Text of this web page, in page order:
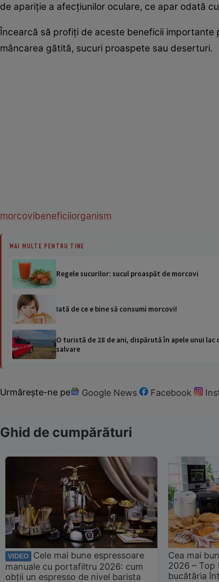
de apariţie a afecţiunilor oculare, ce apar odată
Încearcă să profiţi de aceste beneficii importante
mâncarea gătită, sucuri proaspete sau deserturi.
morcovibeneficiiorganism
MAI MULTE PENTRU TINE
Regele sucurilor: sucul proaspăt de morcovi
Iată de ce e bine să consumi morcovi!
O turistă de 28 de ani, dispărută în apele unui
salvare
Urmărește-ne pe Google News Facebook
Ghid de cumpărături
VIDEO
Cele mai bune espressoare
manuale cu portafiltru 2026: cum
obții un espresso de nivel barista
Cea mai
2026 –
bucătăria